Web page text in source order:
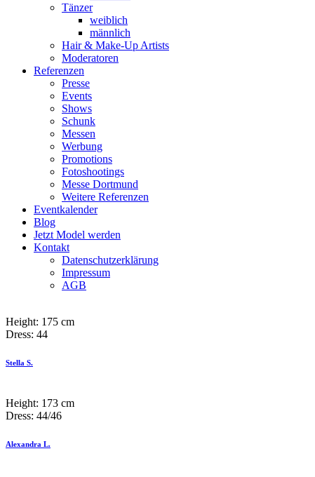
Tänzer
weiblich
männlich
Hair & Make-Up Artists
Moderatoren
Referenzen
Presse
Events
Shows
Schunk
Messen
Werbung
Promotions
Fotoshootings
Messe Dortmund
Weitere Referenzen
Eventkalender
Blog
Jetzt Model werden
Kontakt
Datenschutzerklärung
Impressum
AGB
Height: 175 cm
Dress: 44
Stella S.
Height: 173 cm
Dress: 44/46
Alexandra L.